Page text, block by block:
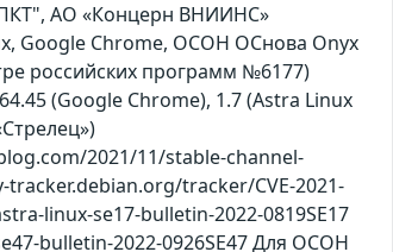
АО «Концерн ВНИИНС»
Google Chrome, ОСОН ОСнова Оnyx
российских программ №6177)
(Google Chrome), 1.7 (Astra Linux
2021/11/stable-channel-
tracker/CVE-2021-
linux-se17-bulletin-2022-0819SE17
bulletin-2022-0926SE47 Для ОСОН